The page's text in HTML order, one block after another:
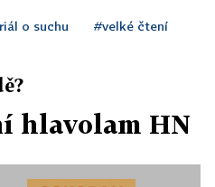
o suchu #velké čtení
hlavolam HN